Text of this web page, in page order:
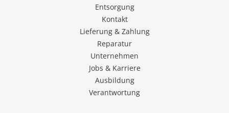
Entsorgung
Kontakt
Lieferung & Zahlung
Reparatur
Unternehmen
Jobs & Karriere
Ausbildung
Verantwortung